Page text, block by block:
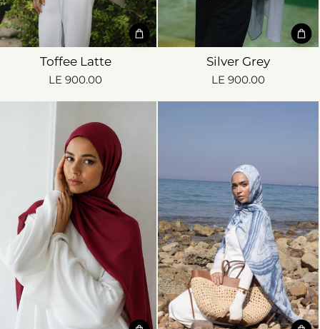
Toffee Latte
LE 900.00
Silver Grey
LE 900.00